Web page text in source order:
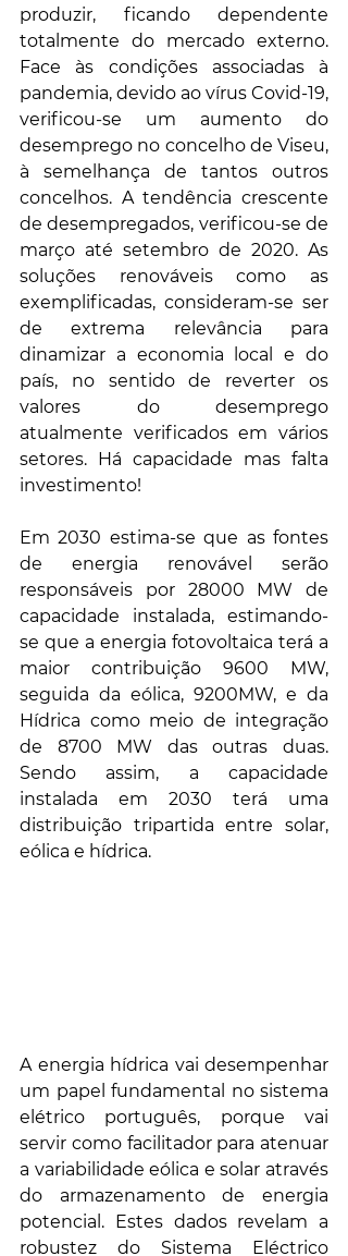
produzir, ficando dependente
totalmente do mercado externo.
Face às condições associadas à
pandemia, devido ao vírus Covid-19,
verificou-se um aumento do
desemprego no concelho de Viseu,
à semelhança de tantos outros
concelhos. A tendência crescente
de desempregados, verificou-se de
março até setembro de 2020. As
soluções renováveis como as
exemplificadas, consideram-se ser
de extrema relevância para
dinamizar a economia local e do
país, no sentido de reverter os
valores do desemprego
atualmente verificados em vários
setores. Há capacidade mas falta
investimento!
Em 2030 estima-se que as fontes
de energia renovável serão
responsáveis por 28000 MW de
capacidade instalada, estimando-
se que a energia fotovoltaica terá a
maior contribuição 9600 MW,
seguida da eólica, 9200MW, e da
Hídrica como meio de integração
de 8700 MW das outras duas.
Sendo assim, a capacidade
instalada em 2030 terá uma
distribuição tripartida entre solar,
eólica e hídrica.
A energia hídrica vai desempenhar
um papel fundamental no sistema
elétrico português, porque vai
servir como facilitador para atenuar
a variabilidade eólica e solar através
do armazenamento de energia
potencial. Estes dados revelam a
robustez do Sistema Eléctrico